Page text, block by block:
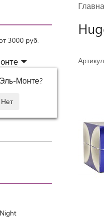
3000 руб.
Эль-Монте?